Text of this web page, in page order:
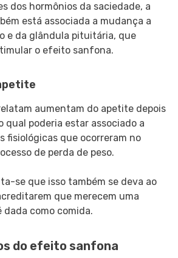
dos hormônios da saciedade, a
está associada a mudança a
e da glândula pituitária, que
o efeito sanfona.
aumentam do apetite depois
qual poderia estar associado a
fisiológicas que ocorreram no
de perda de peso.
se que isso também se deva ao
que merecem uma
dada como comida.
do efeito sanfona